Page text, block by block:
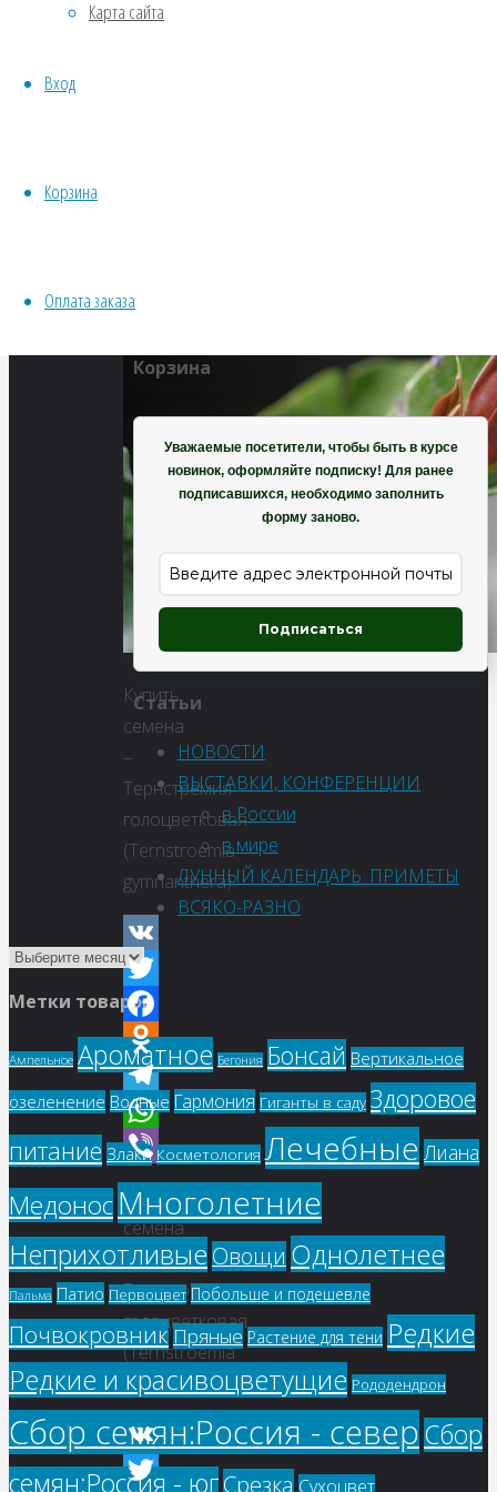
Карта сайта
Вход
Корзина
Оплата заказа
размер
Купить
семена
–
Тернстремия
голоцветковая
(Ternstroemia
gymnanthera)
VK
Twitter
Facebook
Odnoklassniki
Telegram
WhatsApp
Viber
Купить
семена
–
Тернстремия
голоцветковая
(Ternstroemia
gymnanthera)
VK
Водные
Весь перечень семян магазина
Кашпо, горшки
Корзина
Уважаемые посетители, чтобы быть в курсе
новинок, оформляйте подписку! Для ранее
подписавшихся, необходимо заполнить
форму заново.
Подписаться
Статьи
НОВОСТИ
ВЫСТАВКИ, КОНФЕРЕНЦИИ
в России
в мире
ЛУННЫЙ КАЛЕНДАРЬ. ПРИМЕТЫ
ВСЯКО-РАЗНО
Метки товаров
Ампельное Ароматное Бегония Бонсай Вертикальное
озеленение Водные Гармония Гиганты в саду Здоровое
питание Злаки Косметология Лечебные Лиана
МедоносМноголетние
Неприхотливые Овощи Однолетнее
Пальма Патио Первоцвет Побольше и подешевле
Почвокровник Пряные Растение для тени Редкие
Редкие и красивоцветущие Рододендрон
Сбор семян:Россия - северСбор
семян:Россия - югСрезка Сухоцвет